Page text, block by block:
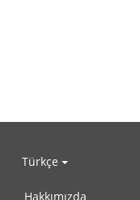
Türkçe
Hakkımızda